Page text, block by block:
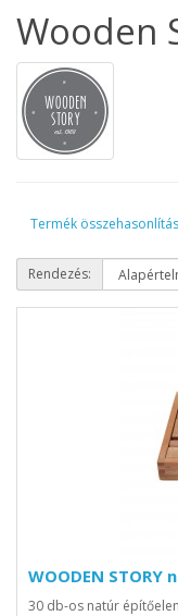
Wooden
Termék
Rendezés:
WOODEN
30 db-os natúr